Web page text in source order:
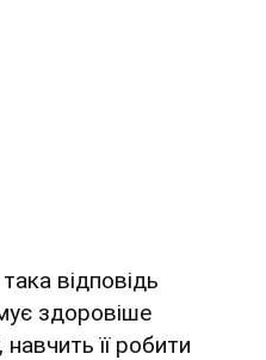
відповідь
здоровіше
її робити